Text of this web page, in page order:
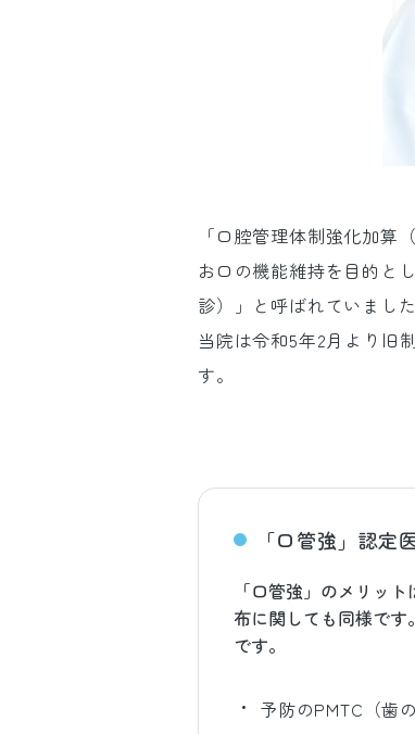
「口腔管理体制強化加
お口の機能維持を目的と
診）」と呼ばれていまし
当院は令和5年2月より旧
す。
「口管強」認定
「口管強」のメリッ
布に関しても同様で
です。
予防のPMTC（歯